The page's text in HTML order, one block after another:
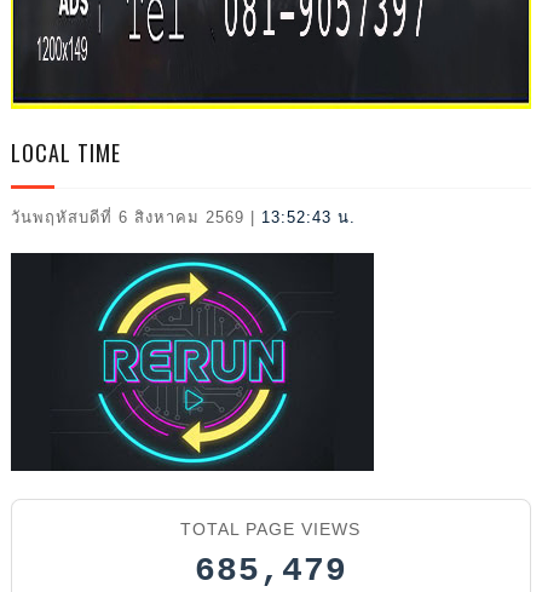
L
2026
LOCAL TIME
วันพฤหัสบดีที่ 6 สิงหาคม 2569 13:52:44 น.
TOTAL PAGE VIEWS
685,479